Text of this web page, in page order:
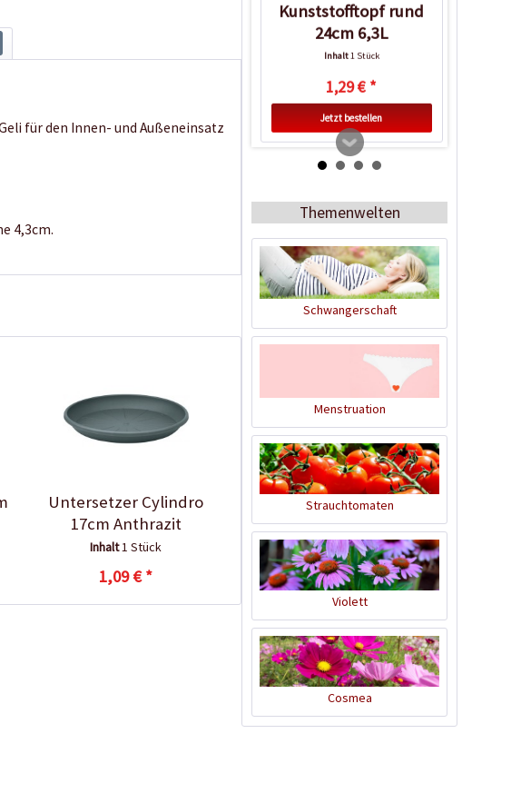
für den Innen- und Außeneinsatz
4,3cm.
Untersetzer Cylindro
17cm Anthrazit
Inhalt1 Stück
1,09 € *
Kunststofftopf rund
24cm 6,3L
Inhalt1 Stück
1,29 € *
Jetzt bestellen
Ernteschere Curved
16,19 € *
Jetzt bestellen
100 Kokos-
Quelltabletten
Inhalt100 Stück(0,15 € * / 1 Stück)
Themenwelten
Schwangerschaft
Menstruation
Strauchtomaten
Violett
Cosmea